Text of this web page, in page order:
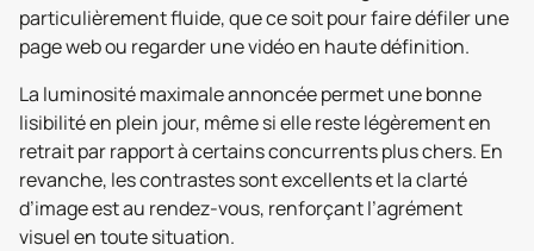
particulièrement fluide, que ce soit pour faire défiler une
page web ou regarder une vidéo en haute définition.
La luminosité maximale annoncée permet une bonne
lisibilité en plein jour, même si elle reste légèrement en
retrait par rapport à certains concurrents plus chers. En
revanche, les contrastes sont excellents et la clarté
d’image est au rendez-vous, renforçant l’agrément
visuel en toute situation.